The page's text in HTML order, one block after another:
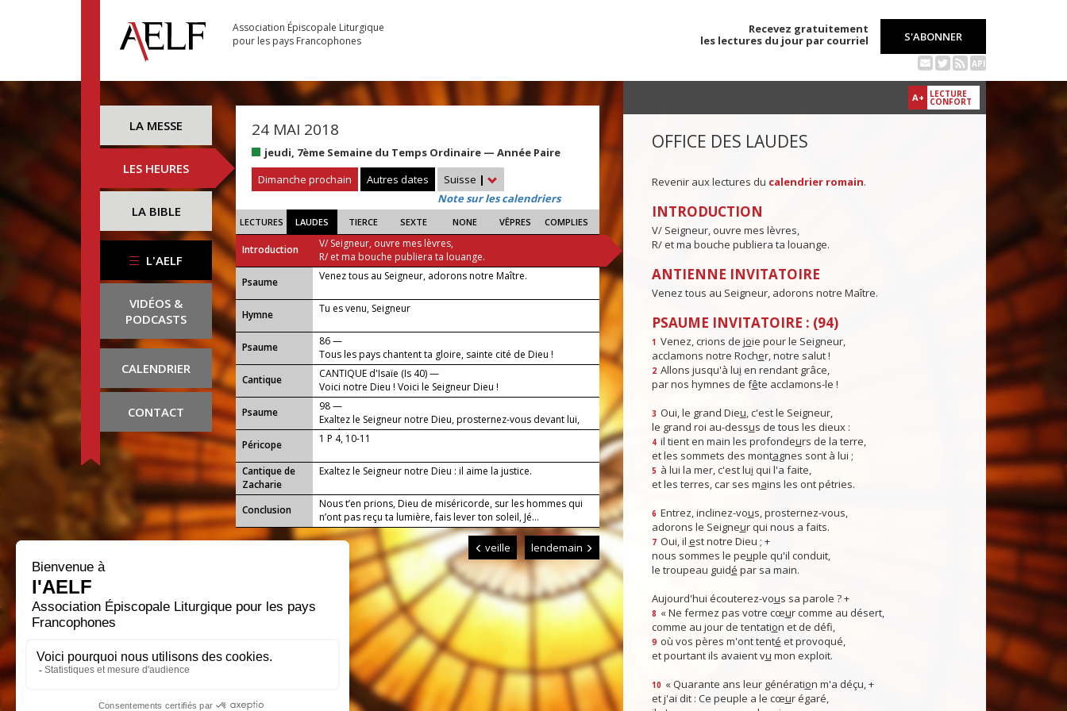
Association Épiscopale Liturgique
pour les pays Francophones
Recevez gratuitement
les lectures du jour par courriel
S'ABONNER
API
LA MESSE
LES HEURES
LA BIBLE
L'AELF
VIDÉOS &
PODCASTS
CALENDRIER
CONTACT
24 MAI 2018
jeudi, 7ème Semaine du Temps Ordinaire — Année Paire
Dimanche prochain
Autres dates Suisse |
Note sur les calendriers
LECTURES LAUDES TIERCE SEXTE NONE VÊPRES COMPLIES
Introduction
V/ Seigneur, ouvre mes lèvres,
R/ et ma bouche publiera ta louange.
Psaume
Venez tous au Seigneur, adorons notre Maître.
Hymne Tu es venu, Seigneur
Psaume
86 —
Tous les pays chantent ta gloire, sainte cité de Dieu !
Cantique
CANTIQUE d'Isaïe (Is 40) —
Voici notre Dieu ! Voici le Seigneur Dieu !
Psaume
98 —
Exaltez le Seigneur notre Dieu, prosternez-vous devant lui,
car il est saint.
Péricope
1 P 4, 10-11
Cantique de
Zacharie
Exaltez le Seigneur notre Dieu : il aime la justice.
Conclusion
Nous t’en prions, Dieu de miséricorde, sur les hommes qui
n’ont pas reçu ta lumière, fais lever ton soleil, Jé...
veille lendemain
A+ LECTURE
CONFORT
OFFICE DES LAUDES
Revenir aux lectures du calendrier romain.
INTRODUCTION
V/ Seigneur, ouvre mes lèvres,
R/ et ma bouche publiera ta louange.
ANTIENNE INVITATOIRE
Venez tous au Seigneur, adorons notre Maître.
PSAUME INVITATOIRE : (94)
1 Venez, crions de joie pour le Seigneur,
acclamons notre Rocher, notre salut !
2 Allons jusqu'à lui en rendant grâce,
par nos hymnes de fête acclamons-le !
3 Oui, le grand Dieu, c'est le Seigneur,
le grand roi au-dessus de tous les dieux :
4 il tient en main les profondeurs de la terre,
et les sommets des montagnes sont à lui ;
5 à lui la mer, c'est lui qui l'a faite,
et les terres, car ses mains les ont pétries.
6 Entrez, inclinez-vous, prosternez-vous,
adorons le Seigneur qui nous a faits.
7 Oui, il est notre Dieu ; +
nous sommes le peuple qu'il conduit,
le troupeau guidé par sa main.
Aujourd'hui écouterez-vous sa parole ? +
8 « Ne fermez pas votre cœur comme au désert,
comme au jour de tentation et de défi,
9 où vos pères m'ont tenté et provoqué,
et pourtant ils avaient vu mon exploit.
10 « Quarante ans leur génération m'a déçu, +
et j'ai dit : Ce peuple a le cœur égaré,